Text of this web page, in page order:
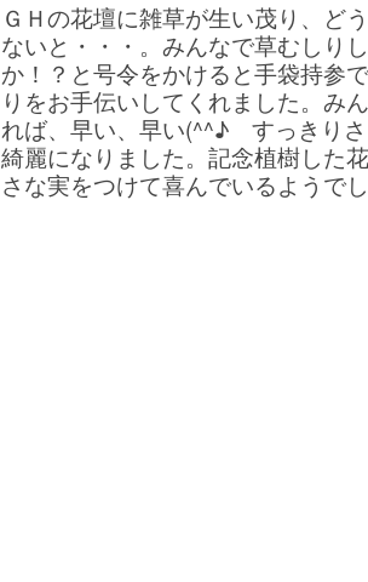
ＧＨの花壇に雑草が生い茂り、ど
ないと・・・。みんなで草むしり
か！？と号令をかけると手袋持参
りをお手伝いしてくれました。み
れば、早い、早い(^^♪ すっきり
綺麗になりました。記念植樹した
さな実をつけて喜んでいるようで